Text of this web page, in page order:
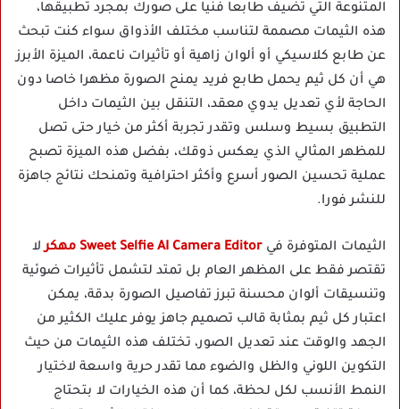
المتنوعة التي تضيف طابعا فنيا على صورك بمجرد تطبيقها،
هذه الثيمات مصممة لتناسب مختلف الأذواق سواء كنت تبحث
عن طابع كلاسيكي أو ألوان زاهية أو تأثيرات ناعمة، الميزة الأبرز
هي أن كل ثيم يحمل طابع فريد يمنح الصورة مظهرا خاصا دون
الحاجة لأي تعديل يدوي معقد، التنقل بين الثيمات داخل
التطبيق بسيط وسلس وتقدر تجربة أكثر من خيار حتى تصل
للمظهر المثالي الذي يعكس ذوقك، بفضل هذه الميزة تصبح
عملية تحسين الصور أسرع وأكثر احترافية وتمنحك نتائج جاهزة
للنشر فورا.
الثيمات المتوفرة في
لا
تقتصر فقط على المظهر العام بل تمتد لتشمل تأثيرات ضوئية
وتنسيقات ألوان محسنة تبرز تفاصيل الصورة بدقة، يمكن
اعتبار كل ثيم بمثابة قالب تصميم جاهز يوفر عليك الكثير من
الجهد والوقت عند تعديل الصور، تختلف هذه الثيمات من حيث
التكوين اللوني والظل والضوء مما تقدر حرية واسعة لاختيار
النمط الأنسب لكل لحظة، كما أن هذه الخيارات لا بتحتاج